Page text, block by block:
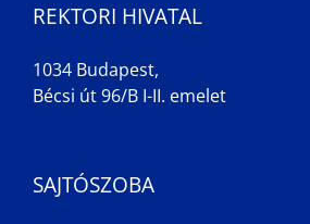
REKTORI HIVATAL
1034 Budapest,
Bécsi út 96/B I-II. emelet
SAJTÓSZOBA